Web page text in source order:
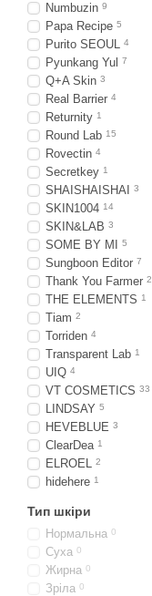
Numbuzin 9
Papa Recipe 5
Purito SEOUL 4
Pyunkang Yul 7
Q+A Skin 3
Real Barrier 4
Returnity 1
Round Lab 15
Rovectin 4
Secretkey 1
SHAISHAISHAI 3
SKIN1004 14
SKIN&LAB 3
SOME BY MI 5
Sungboon Editor 7
Thank You Farmer 2
THE ELEMENTS 1
Tiam 2
Torriden 4
Transparent Lab 1
UIQ 4
VT COSMETICS 33
LINDSAY 5
HEVEBLUE 3
ClearDea 1
ELROEL 2
hidehere 1
Тип шкіри
Нормальна 0
Суха 0
Жирна 0
Зріла 0